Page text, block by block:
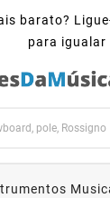
barato?
para igualar